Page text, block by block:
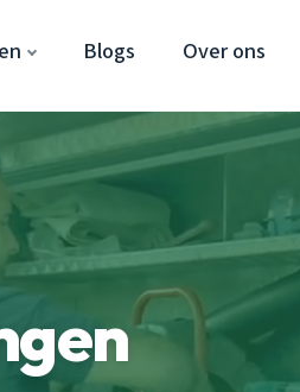
Blogs Over ons